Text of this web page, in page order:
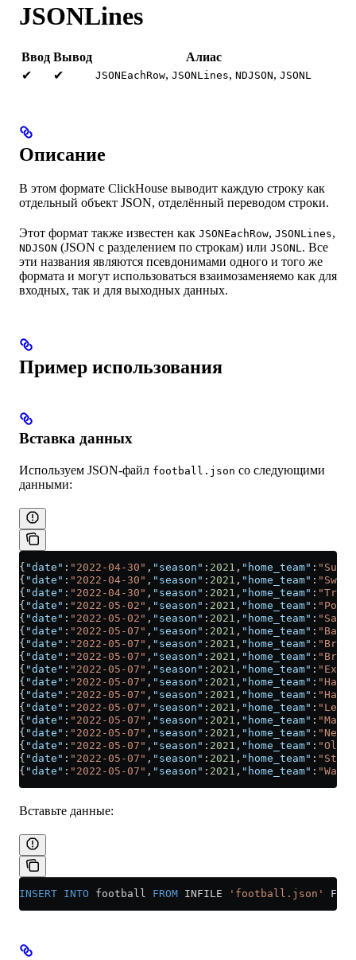
JSONLines
Ввод Вывод
Алиас
✔
✔ JSONEachRow, JSONLines, NDJSON, JSONL
Описание
В этом формате ClickHouse выводит каждую строку как
отдельный объект JSON, отделённый переводом строки.
Этот формат также известен как JSONEachRow, JSONLines,
NDJSON (JSON с разделением по строкам) или JSONL. Все
эти названия являются псевдонимами одного и того же
формата и могут использоваться взаимозаменяемо как для
входных, так и для выходных данных.
Пример использования
Вставка данных
Используем JSON‑файл football.json со следующими
данными:
{ "date" : "2022-04-30" , "season" : 2021 , "home_team" :
{ "date" : "2022-04-30" , "season" : 2021 , "home_team" :
{ "date" : "2022-04-30" , "season" : 2021 , "home_team" :
{ "date" : "2022-05-02" , "season" : 2021 , "home_team" : "Port
{ "date" : "2022-05-02" , "season" : 2021 , "home_team" :
{ "date" : "2022-05-07" , "season" : 2021 , "home_team" :
{ "date" : "2022-05-07" , "season" : 2021 , "home_team" :
{ "date" : "2022-05-07" , "season" : 2021 , "home_team" :
{ "date" : "2022-05-07" , "season" : 2021 , "home_team" :
{ "date" : "2022-05-07" , "season" : 2021 , "home_team" :
{ "date" : "2022-05-07" , "season" : 2021 , "home_team" :
{ "date" : "2022-05-07" , "season" : 2021 , "home_team" :
{ "date" : "2022-05-07" , "season" : 2021 , "home_team" :
{ "date" : "2022-05-07" , "season" : 2021 , "home_team" :
{ "date" : "2022-05-07" , "season" : 2021 , "home_team" :
{ "date" : "2022-05-07" , "season" : 2021 , "home_team" :
{ "date" : "2022-05-07" , "season" : 2021 , "home_team" :
Вставьте данные:
INSERT INTO football FROM INFILE 'football.json'